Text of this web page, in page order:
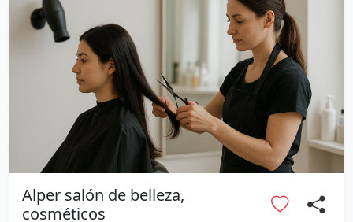
Alper salón de belleza,
cosméticos